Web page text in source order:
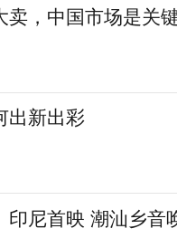
卖，中国市场是关
出新出彩
印尼首映 潮汕乡